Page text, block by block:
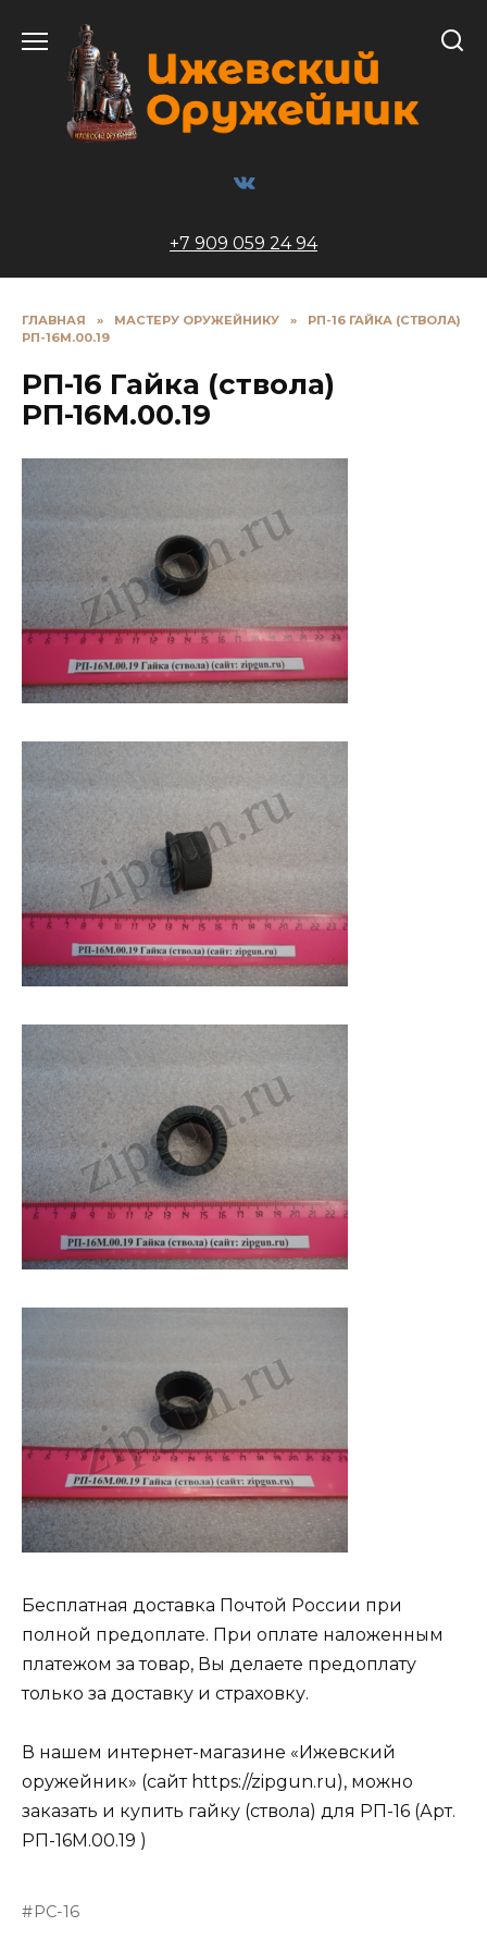
содержанию
+7 909 059 24 94
ГЛАВНАЯ » МАСТЕРУ ОРУЖЕЙНИКУ »
РП-16 ГАЙКА (СТВОЛА)
РП-16М.00.19
РП-16 Гайка (ствола)
РП-16М.00.19
Бесплатная доставка Почтой России при
полной предоплате. При оплате наложенным
платежом за товар, Вы делаете предоплату
только за доставку и страховку.
В нашем интернет-магазине «Ижевский
оружейник» (сайт https://zipgun.ru), можно
заказать и купить гайку (ствола) для РП-16 (Арт.
РП-16М.00.19 )
РС-16